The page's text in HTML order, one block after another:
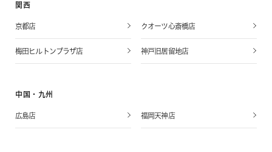
関西
京都店 クオーツ心斎橋店
梅田ヒルトンプラザ店 神戸旧居留地店
中国・九州
広島店 福岡天神店